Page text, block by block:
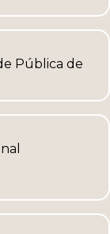
Pública de